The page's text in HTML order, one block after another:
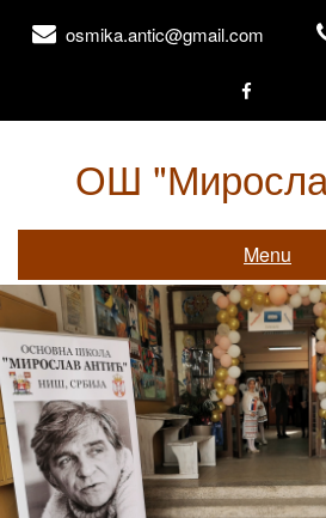
osmika.antic@gmail.com
ОШ
Menu